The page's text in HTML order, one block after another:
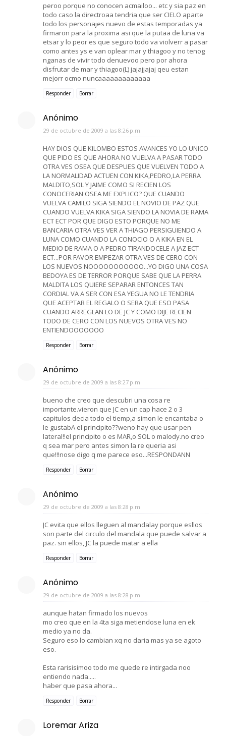
peroo porque no conocen acmailoo... etc y sia paz en
todo caso la directroaa tendria que ser CIELO aparte
todo los personajes nuevo de estas temporadas ya
firmaron para la proxima asi que la putaa de luna va
etsar y lo peor es que seguro todo va violverr a pasar
como antes ys e van oplear mar y thiagoo y no tenog
nganas de vivir todo denuevoo pero por ahora
disfrutar de mar y thiagoo(L) jajajjajaj qeu estan
mejorr ocmo nuncaaaaaaaaaaaaa
Responder Borrar
Anónimo
29 de octubre de 2009 a las 8:26 p.m.
HAY DIOS QUE KILOMBO ESTOS AVANCES YO LO UNICO
QUE PIDO ES QUE AHORA NO VUELVA A PASAR TODO
OTRA VES OSEA QUE DESPUES QUE VUELVEN TODO A
LA NORMALIDAD ACTUEN CON KIKA,PEDRO,LA PERRA
MALDITO,SOL Y JAIME COMO SI RECIEN LOS
CONOCERIAN OSEA ME EXPLICO? QUE CUANDO
VUELVA CAMILO SIGA SIENDO EL NOVIO DE PAZ QUE
CUANDO VUELVA KIKA SIGA SIENDO LA NOVIA DE RAMA
ECT ECT POR QUE DIGO ESTO PORQUE NO ME
BANCARIA OTRA VES VER A THIAGO PERSIGUIENDO A
LUNA COMO CUANDO LA CONOCIO O A KIKA EN EL
MEDIO DE RAMA O A PEDRO TIRANDOCELE A JAZ ECT
ECT...POR FAVOR EMPEZAR OTRA VES DE CERO CON
LOS NUEVOS NOOOOOOOOOOO...YO DIGO UNA COSA
BEDOYA ES DE TERROR PORQUE SABE QUE LA PERRA
MALDITA LOS QUIERE SEPARAR ENTONCES TAN
CORDIAL VA A SER CON ESA YEGUA NO LE TENDRIA
QUE ACEPTAR EL REGALO O SERA QUE ESO PASA
CUANDO ARREGLAN LO DE JC Y COMO DIJE RECIEN
TODO DE CERO CON LOS NUEVOS OTRA VES NO
ENTIENDOOOOOOO
Responder Borrar
Anónimo
29 de octubre de 2009 a las 8:27 p.m.
bueno che creo que descubri una cosa re
importante.vieron que JC en un cap hace 2 o 3
capitulos decia todo el tiemp,a simon le encantaba o
le gustabA el principito??weno hay que usar pen
lateral!!el principito o es MAR,o SOL o malody.no creo
q sea mar pero antes simon la re queria asi
que!!!nose digo q me parece eso...RESPONDANN
Responder Borrar
Anónimo
29 de octubre de 2009 a las 8:28 p.m.
JC evita que ellos lleguen al mandalay porque esllos
son parte del circulo del mandala que puede salvar a
paz. sin ellos, JC la puede matar a ella
Responder Borrar
Anónimo
29 de octubre de 2009 a las 8:28 p.m.
aunque hatan firmado los nuevos
mo creo que en la 4ta siga metiendose luna en ek
medio ya no da.
Seguro eso lo cambian xq no daria mas ya se agoto
eso.
Esta rarisisimoo todo me quede re intirgada noo
entiendo nada.....
haber que pasa ahora...
Responder Borrar
Loremar Ariza